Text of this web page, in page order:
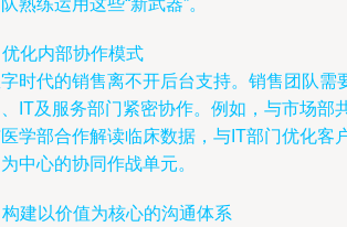
熟练运用这些“新武器”。
化内部协作模式
时代的销售离不开后台支持。销售团队需
IT及服务部门紧密协作。例如，与市场部
学部合作解读临床数据，与IT部门优化客
中心的协同作战单元。
建以价值为核心的沟通体系